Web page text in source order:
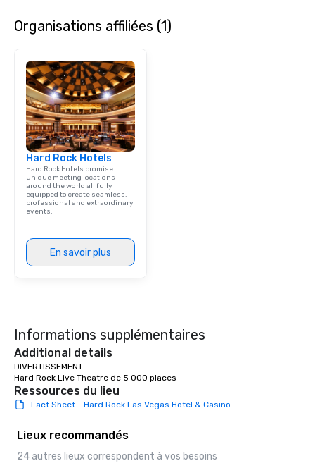
Organisations affiliées (1)
Hard Rock Hotels
Hard Rock Hotels promise
unique meeting locations
around the world all fully
equipped to create seamless,
professional and extraordinary
events.
En savoir plus
Informations supplémentaires
Additional details
DIVERTISSEMENT
Hard Rock Live Theatre de 5 000 places
Ressources du lieu
Fact Sheet - Hard Rock Las Vegas Hotel & Casino
Lieux recommandés
24 autres lieux correspondent à vos besoins